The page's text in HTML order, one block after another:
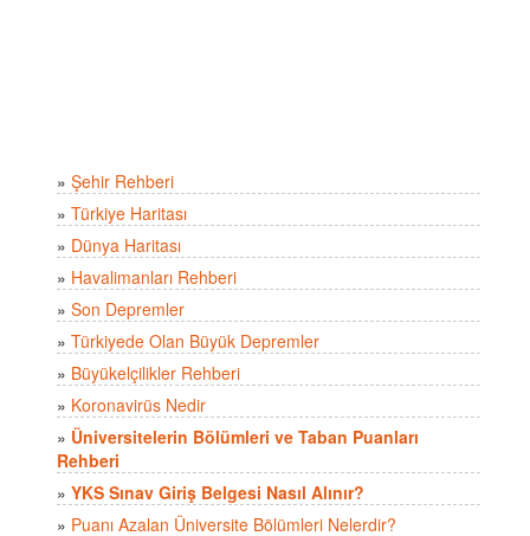
» Şehir Rehberi
» Türkiye Haritası
» Dünya Haritası
» Havalimanları Rehberi
» Son Depremler
» Türkiyede Olan Büyük Depremler
» Büyükelçilikler Rehberi
» Koronavirüs Nedir
» Üniversitelerin Bölümleri ve Taban Puanları
Rehberi
» YKS Sınav Giriş Belgesi Nasıl Alınır?
» Puanı Azalan Üniversite Bölümleri Nelerdir?